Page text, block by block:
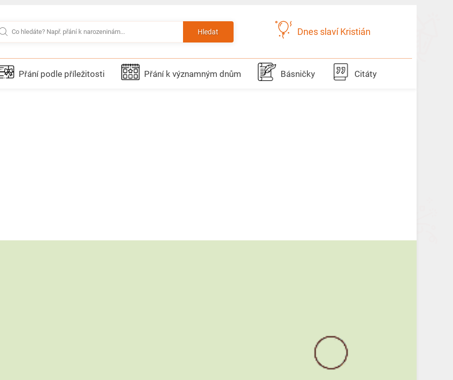
Hledat Dnes slaví Kristián
Přání podle příležitosti Přání k významným dnům Básničky Citáty